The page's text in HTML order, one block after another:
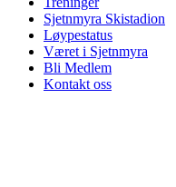
Sjetnmyra Skistadion
Løypestatus
Været i Sjetnmyra
Bli Medlem
Kontakt oss